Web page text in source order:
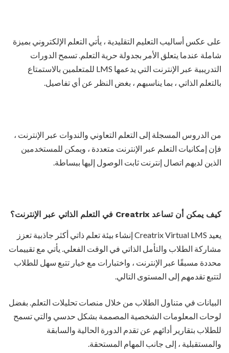
على عكس أساليب التعليم التقليدية ، يأتي التعلم الإلكتروني بميزة
شاملة عندما يتعلق الأمر بجدولة حرية التعلم. تسمح الدورات
التدريبية عبر الإنترنت التي يدعمها LMS للمتعلمين بالاستمتاع
بالتعلم الذاتي ، بما يناسبهم ، بغض النظر عن أي تفاصيل.
من الدروس المسجلة إلى التعلم التعاوني والندوات عبر الإنترنت ،
فإن إمكانيات التعلم عبر الإنترنت متعددة ، ويمكن للمستخدمين
الذين لديهم اتصال إنترنت ثابت الوصول إليها ببساطة.
كيف يمكن أن تساعد Creatrix في التعلم الذاتي عبر الإنترنت؟
يعيد Creatrix Virtual LMS إنشاء بيئة تعلم ذاتي أكثر جاذبية تعزز
مشاركة الطلاب والتأمل الذاتي في الوقت الفعلي. يأتي مع تقييمات
محددة مسبقًا عبر الإنترنت ، واختبارات مع خيار تتبع سهل للطلاب
لتتبع تقدمهم إلى المستوى التالي.
البيانات في متناول الطلاب من خلال منصات تحليلات التعلم. بفضل
لوحات المعلومات الشخصية المصممة بشكل حدسي والتي تسمح
للطلاب بتقارير أدائهم عن تقدم الدورة الحالية والسابقة
والمستقبلية ، إلى جانب المهام المستحقة.